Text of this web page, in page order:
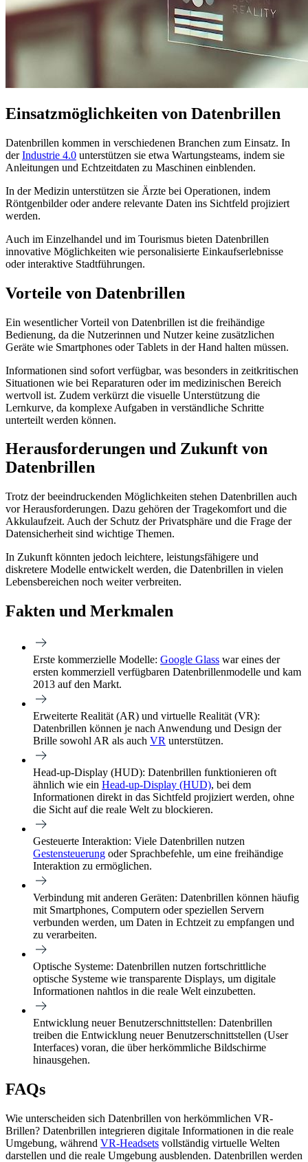
Einsatzmöglichkeiten von Datenbrillen
Datenbrillen kommen in verschiedenen Branchen zum Einsatz. In
derIndustrie 4.0 unterstützen sie etwa Wartungsteams, indem sie
Anleitungen und Echtzeitdaten zu Maschinen einblenden.
In der Medizin unterstützen sie Ärzte bei Operationen, indem
Röntgenbilder oder andere relevante Daten ins Sichtfeld projiziert
werden.
Auch im Einzelhandel und im Tourismus bieten Datenbrillen
innovative Möglichkeiten wie personalisierte Einkaufserlebnisse
oder interaktive Stadtführungen.
Vorteile von Datenbrillen
Ein wesentlicher Vorteil von Datenbrillen ist die freihändige
Bedienung, da die Nutzerinnen und Nutzer keine zusätzlichen
Geräte wie Smartphones oder Tablets in der Hand halten müssen.
Informationen sind sofort verfügbar, was besonders in zeitkritischen
Situationen wie bei Reparaturen oder im medizinischen Bereich
wertvoll ist. Zudem verkürzt die visuelle Unterstützung die
Lernkurve, da komplexe Aufgaben in verständliche Schritte
unterteilt werden können.
Herausforderungen und Zukunft von
Datenbrillen
Trotz der beeindruckenden Möglichkeiten stehen Datenbrillen auch
vor Herausforderungen. Dazu gehören der Tragekomfort und die
Akkulaufzeit. Auch der Schutz der Privatsphäre und die Frage der
Datensicherheit sind wichtige Themen.
In Zukunft könnten jedoch leichtere, leistungsfähigere und
diskretere Modelle entwickelt werden, die Datenbrillen in vielen
Lebensbereichen noch weiter verbreiten.
Fakten und Merkmalen
Erste kommerzielle Modelle: Google Glass war eines der
ersten kommerziell verfügbaren Datenbrillenmodelle und kam
2013 auf den Markt.
Erweiterte Realität (AR) und virtuelle Realität (VR):
Datenbrillen können je nach Anwendung und Design der
Brille sowohl AR als auch VR unterstützen.
Head-up-Display (HUD): Datenbrillen funktionieren oft
ähnlich wie ein Head-up-Display (HUD), bei dem
Informationen direkt in das Sichtfeld projiziert werden, ohne
die Sicht auf die reale Welt zu blockieren.
Gesteuerte Interaktion: Viele Datenbrillen nutzen
Gestensteuerung oder Sprachbefehle, um eine freihändige
Interaktion zu ermöglichen.
Verbindung mit anderen Geräten: Datenbrillen können häufig
mit Smartphones, Computern oder speziellen Servern
verbunden werden, um Daten in Echtzeit zu empfangen und
zu verarbeiten.
Optische Systeme: Datenbrillen nutzen fortschrittliche
optische Systeme wie transparente Displays, um digitale
Informationen nahtlos in die reale Welt einzubetten.
Entwicklung neuer Benutzerschnittstellen: Datenbrillen
treiben die Entwicklung neuer Benutzerschnittstellen (User
Interfaces) voran, die über herkömmliche Bildschirme
hinausgehen.
FAQs
Wie unterscheiden sich Datenbrillen von herkömmlichen VR-
Brillen? Datenbrillen integrieren digitale Informationen in die reale
Umgebung, während VR-Headsets vollständig virtuelle Welten
darstellen und die reale Umgebung ausblenden. Datenbrillen werden